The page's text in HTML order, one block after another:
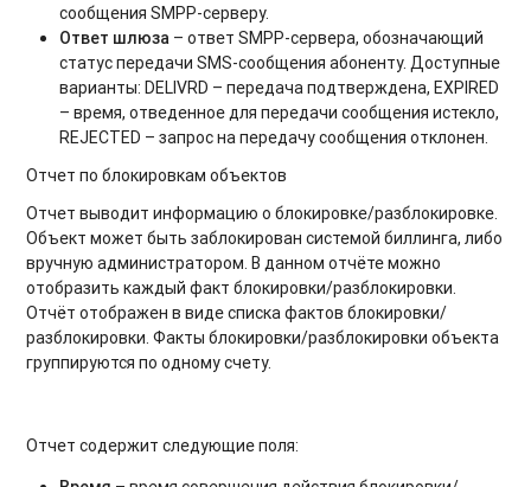
сообщения SMPP-серверу.
Ответ шлюза – ответ SMPP-сервера, обозначающий
статус передачи SMS-сообщения абоненту. Доступные
варианты: DELIVRD – передача подтверждена, EXPIRED
– время, отведенное для передачи сообщения истекло,
REJECTED – запрос на передачу сообщения отклонен.
Отчет по блокировкам объектов
Отчет выводит информацию о блокировке/разблокировке.
Объект может быть заблокирован системой биллинга, либо
вручную администратором. В данном отчёте можно
отобразить каждый факт блокировки/разблокировки.
Отчёт отображен в виде списка фактов блокировки/
разблокировки. Факты блокировки/разблокировки объекта
группируются по одному счету.
Отчет содержит следующие поля: